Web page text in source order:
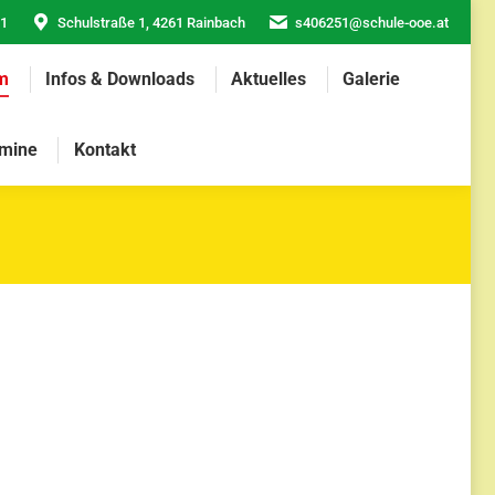
Schulstraße 1, 4261 Rainbach s406251@schule-ooe.at
Infos & Downloads Aktuelles Galerie
Kontakt